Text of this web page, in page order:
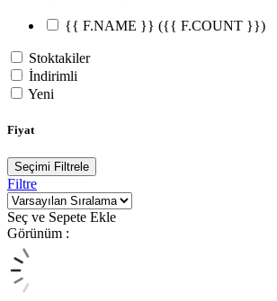
{{ F.NAME }} ({{ F.COUNT }})
Stoktakiler
İndirimli
Yeni
Fiyat
Seçimi Filtrele
Filtre
Seç ve Sepete Ekle
Görünüm :